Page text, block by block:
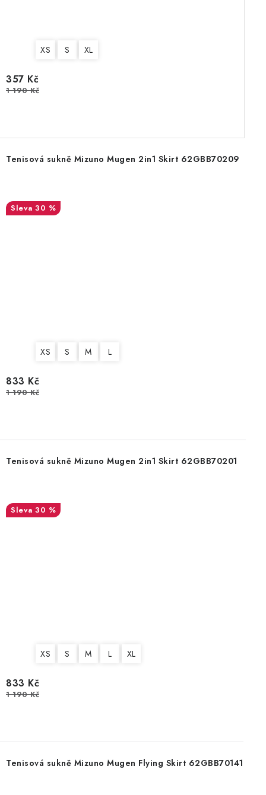
XS S XL
357 Kč
1 190 Kč
Tenisová sukně Mizuno Mugen 2in1 Skirt 62GBB70209
30 %
XS S M L
833 Kč
1 190 Kč
Tenisová sukně Mizuno Mugen 2in1 Skirt 62GBB70201
30 %
XS S M L XL
833 Kč
1 190 Kč
Tenisová sukně Mizuno Mugen Flying Skirt 62GBB70141